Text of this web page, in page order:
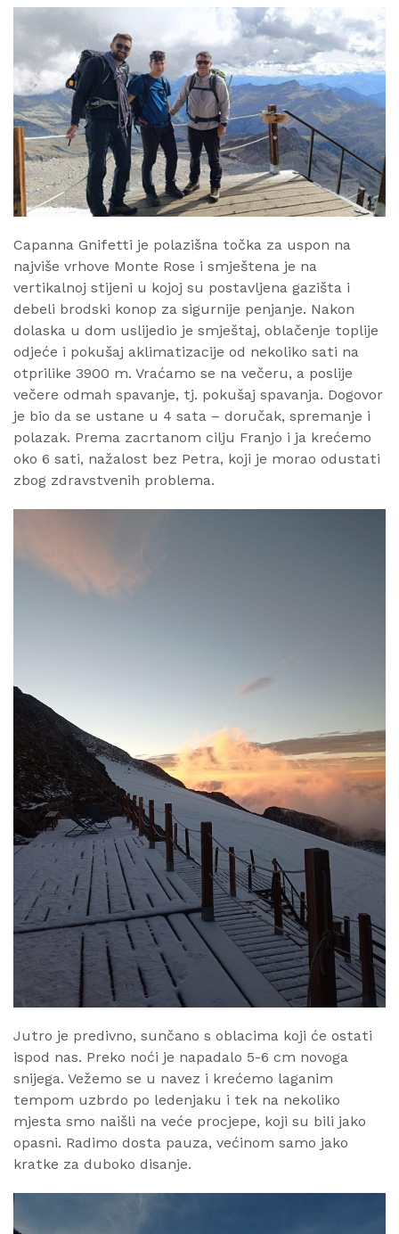
Capanna Gnifetti je polazišna točka za uspon na
najviše vrhove Monte Rose i smještena je na
vertikalnoj stijeni u kojoj su postavljena gazišta i
debeli brodski konop za sigurnije penjanje. Nakon
dolaska u dom uslijedio je smještaj, oblačenje toplije
odjeće i pokušaj aklimatizacije od nekoliko sati na
otprilike 3900 m. Vraćamo se na večeru, a poslije
večere odmah spavanje, tj. pokušaj spavanja. Dogovor
je bio da se ustane u 4 sata – doručak, spremanje i
polazak. Prema zacrtanom cilju Franjo i ja krećemo
oko 6 sati, nažalost bez Petra, koji je morao odustati
zbog zdravstvenih problema.
Jutro je predivno, sunčano s oblacima koji će ostati
ispod nas. Preko noći je napadalo 5-6 cm novoga
snijega. Vežemo se u navez i krećemo laganim
tempom uzbrdo po ledenjaku i tek na nekoliko
mjesta smo naišli na veće procjepe, koji su bili jako
opasni. Radimo dosta pauza, većinom samo jako
kratke za duboko disanje.